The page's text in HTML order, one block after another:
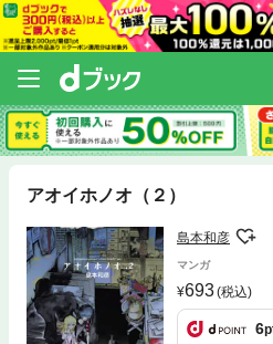
アオイホノオ（２）
島本和彦
マンガ
693(税込)
6